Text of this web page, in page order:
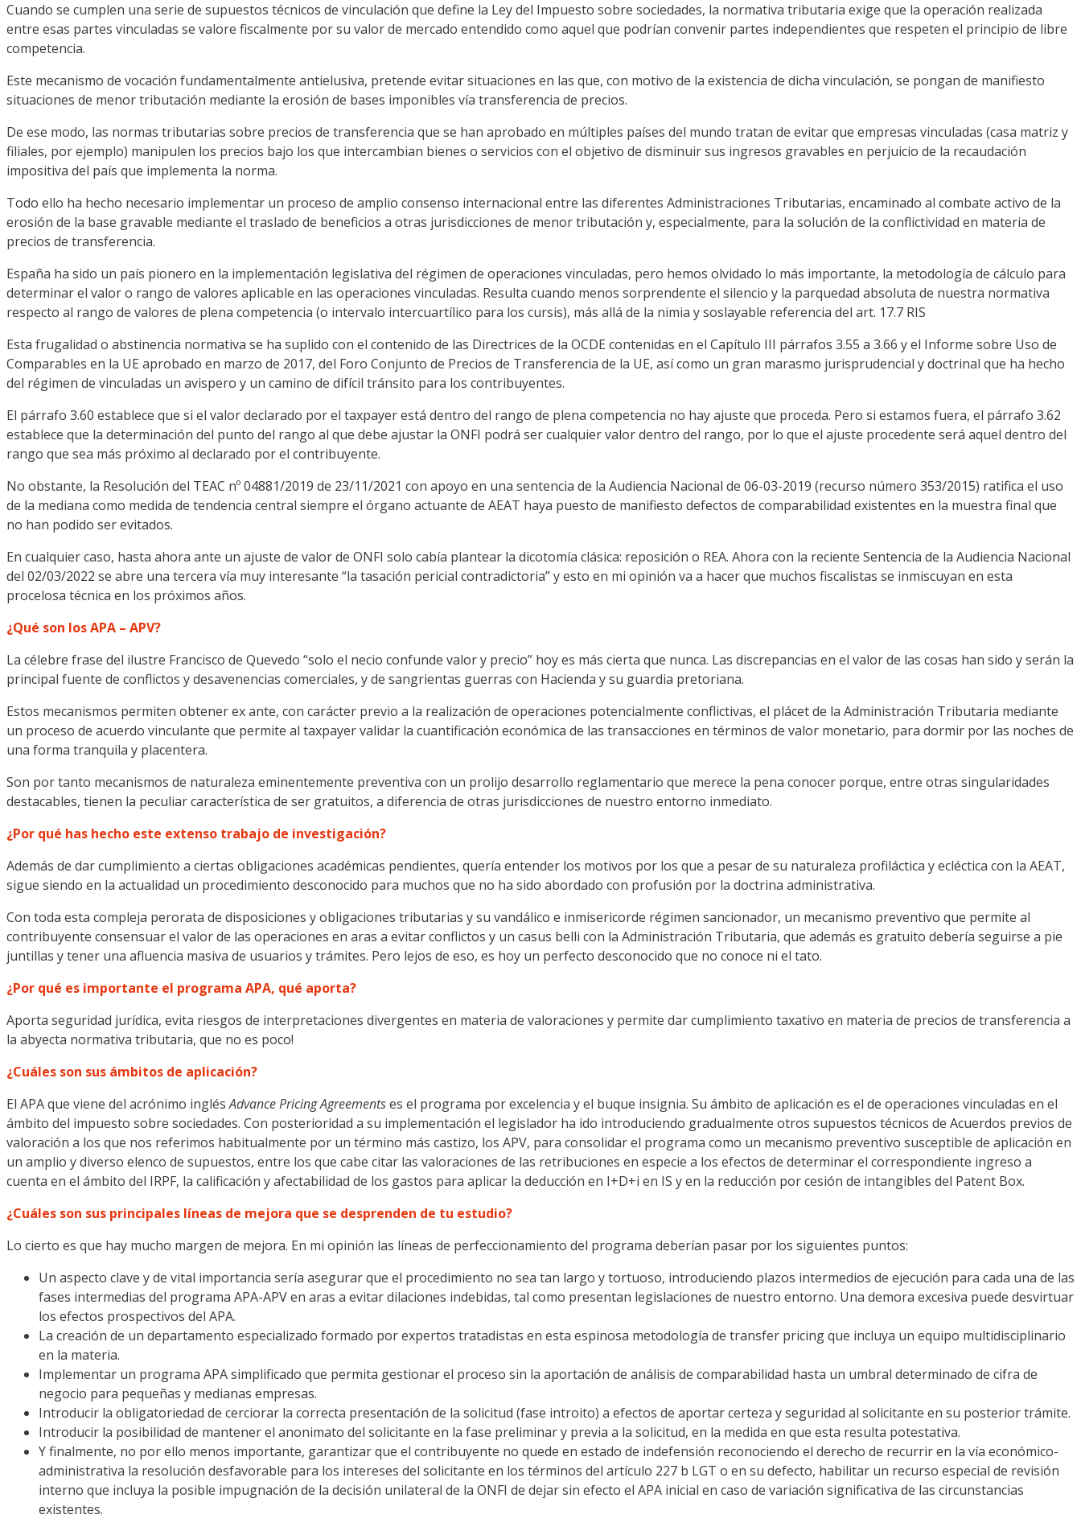
Cuando se cumplen una serie de supuestos técnicos de vinculación que define la Ley del Impuesto sobre sociedades, la normativa tributaria exige que la operación realizada
entre esas partes vinculadas se valore fiscalmente por su valor de mercado entendido como aquel que podrían convenir partes independientes que respeten el principio de libre
competencia.
Este mecanismo de vocación fundamentalmente antielusiva, pretende evitar situaciones en las que, con motivo de la existencia de dicha vinculación, se pongan de manifiesto
situaciones de menor tributación mediante la erosión de bases imponibles vía transferencia de precios.
De ese modo, las normas tributarias sobre precios de transferencia que se han aprobado en múltiples países del mundo tratan de evitar que empresas vinculadas (casa matriz y
filiales, por ejemplo) manipulen los precios bajo los que intercambian bienes o servicios con el objetivo de disminuir sus ingresos gravables en perjuicio de la recaudación
impositiva del país que implementa la norma.
Todo ello ha hecho necesario implementar un proceso de amplio consenso internacional entre las diferentes Administraciones Tributarias, encaminado al combate activo de la
erosión de la base gravable mediante el traslado de beneficios a otras jurisdicciones de menor tributación y, especialmente, para la solución de la conflictividad en materia de
precios de transferencia.
España ha sido un país pionero en la implementación legislativa del régimen de operaciones vinculadas, pero hemos olvidado lo más importante, la metodología de cálculo para
determinar el valor o rango de valores aplicable en las operaciones vinculadas. Resulta cuando menos sorprendente el silencio y la parquedad absoluta de nuestra normativa
respecto al rango de valores de plena competencia (o intervalo intercuartílico para los cursis), más allá de la nimia y soslayable referencia del art. 17.7 RIS
Esta frugalidad o abstinencia normativa se ha suplido con el contenido de las Directrices de la OCDE contenidas en el Capítulo III párrafos 3.55 a 3.66 y el Informe sobre Uso de
Comparables en la UE aprobado en marzo de 2017, del Foro Conjunto de Precios de Transferencia de la UE, así como un gran marasmo jurisprudencial y doctrinal que ha hecho
del régimen de vinculadas un avispero y un camino de difícil tránsito para los contribuyentes.
El párrafo 3.60 establece que si el valor declarado por el taxpayer está dentro del rango de plena competencia no hay ajuste que proceda. Pero si estamos fuera, el párrafo 3.62
establece que la determinación del punto del rango al que debe ajustar la ONFI podrá ser cualquier valor dentro del rango, por lo que el ajuste procedente será aquel dentro del
rango que sea más próximo al declarado por el contribuyente.
No obstante, la Resolución del TEAC nº 04881/2019 de 23/11/2021 con apoyo en una sentencia de la Audiencia Nacional de 06-03-2019 (recurso número 353/2015) ratifica el uso
de la mediana como medida de tendencia central siempre el órgano actuante de AEAT haya puesto de manifiesto defectos de comparabilidad existentes en la muestra final que
no han podido ser evitados.
En cualquier caso, hasta ahora ante un ajuste de valor de ONFI solo cabía plantear la dicotomía clásica: reposición o REA. Ahora con la reciente Sentencia de la Audiencia Nacional
del 02/03/2022 se abre una tercera vía muy interesante “la tasación pericial contradictoria” y esto en mi opinión va a hacer que muchos fiscalistas se inmiscuyan en esta
procelosa técnica en los próximos años.
¿Qué son los APA – APV?
La célebre frase del ilustre Francisco de Quevedo “solo el necio confunde valor y precio” hoy es más cierta que nunca. Las discrepancias en el valor de las cosas han sido y serán la
principal fuente de conflictos y desavenencias comerciales, y de sangrientas guerras con Hacienda y su guardia pretoriana.
Estos mecanismos permiten obtener ex ante, con carácter previo a la realización de operaciones potencialmente conflictivas, el plácet de la Administración Tributaria mediante
un proceso de acuerdo vinculante que permite al taxpayer validar la cuantificación económica de las transacciones en términos de valor monetario, para dormir por las noches de
una forma tranquila y placentera.
Son por tanto mecanismos de naturaleza eminentemente preventiva con un prolijo desarrollo reglamentario que merece la pena conocer porque, entre otras singularidades
destacables, tienen la peculiar característica de ser gratuitos, a diferencia de otras jurisdicciones de nuestro entorno inmediato.
¿Por qué has hecho este extenso trabajo de investigación?
Además de dar cumplimiento a ciertas obligaciones académicas pendientes, quería entender los motivos por los que a pesar de su naturaleza profiláctica y ecléctica con la AEAT,
sigue siendo en la actualidad un procedimiento desconocido para muchos que no ha sido abordado con profusión por la doctrina administrativa.
Con toda esta compleja perorata de disposiciones y obligaciones tributarias y su vandálico e inmisericorde régimen sancionador, un mecanismo preventivo que permite al
contribuyente consensuar el valor de las operaciones en aras a evitar conflictos y un casus belli con la Administración Tributaria, que además es gratuito debería seguirse a pie
juntillas y tener una afluencia masiva de usuarios y trámites. Pero lejos de eso, es hoy un perfecto desconocido que no conoce ni el tato.
¿Por qué es importante el programa APA, qué aporta?
Aporta seguridad jurídica, evita riesgos de interpretaciones divergentes en materia de valoraciones y permite dar cumplimiento taxativo en materia de precios de transferencia a
la abyecta normativa tributaria, que no es poco!
¿Cuáles son sus ámbitos de aplicación?
El APA que viene del acrónimo inglésAdvance Pricing Agreementses el programa por excelencia y el buque insignia. Su ámbito de aplicación es el de operaciones vinculadas en el
ámbito del impuesto sobre sociedades. Con posterioridad a su implementación el legislador ha ido introduciendo gradualmente otros supuestos técnicos de Acuerdos previos de
valoración a los que nos referimos habitualmente por un término más castizo, los APV, para consolidar el programa como un mecanismo preventivo susceptible de aplicación en
un amplio y diverso elenco de supuestos, entre los que cabe citar las valoraciones de las retribuciones en especie a los efectos de determinar el correspondiente ingreso a
cuenta en el ámbito del IRPF, la calificación y afectabilidad de los gastos para aplicar la deducción en I+D+i en IS y en la reducción por cesión de intangibles del Patent Box.
¿Cuáles son sus principales líneas de mejora que se desprenden de tu estudio?
Lo cierto es que hay mucho margen de mejora. En mi opinión las líneas de perfeccionamiento del programa deberían pasar por los siguientes puntos:
Un aspecto clave y de vital importancia sería asegurar que el procedimiento no sea tan largo y tortuoso, introduciendo plazos intermedios de ejecución para cada una de las
fases intermedias del programa APA-APV en aras a evitar dilaciones indebidas, tal como presentan legislaciones de nuestro entorno. Una demora excesiva puede desvirtuar
los efectos prospectivos del APA.
La creación de un departamento especializado formado por expertos tratadistas en esta espinosa metodología de transfer pricing que incluya un equipo multidisciplinario
en la materia.
Implementar un programa APA simplificado que permita gestionar el proceso sin la aportación de análisis de comparabilidad hasta un umbral determinado de cifra de
negocio para pequeñas y medianas empresas.
Introducir la obligatoriedad de cerciorar la correcta presentación de la solicitud (fase introito) a efectos de aportar certeza y seguridad al solicitante en su posterior trámite.
Introducir la posibilidad de mantener el anonimato del solicitante en la fase preliminar y previa a la solicitud, en la medida en que esta resulta potestativa.
Y finalmente, no por ello menos importante, garantizar que el contribuyente no quede en estado de indefensión reconociendo el derecho de recurrir en la vía económico-
administrativa la resolución desfavorable para los intereses del solicitante en los términos del artículo 227 b LGT o en su defecto, habilitar un recurso especial de revisión
interno que incluya la posible impugnación de la decisión unilateral de la ONFI de dejar sin efecto el APA inicial en caso de variación significativa de las circunstancias
existentes.